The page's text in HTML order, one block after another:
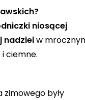
niosącej
nadzieiw
ciemne.
były